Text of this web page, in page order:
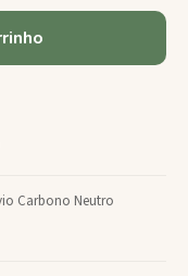
Carbono Neutro